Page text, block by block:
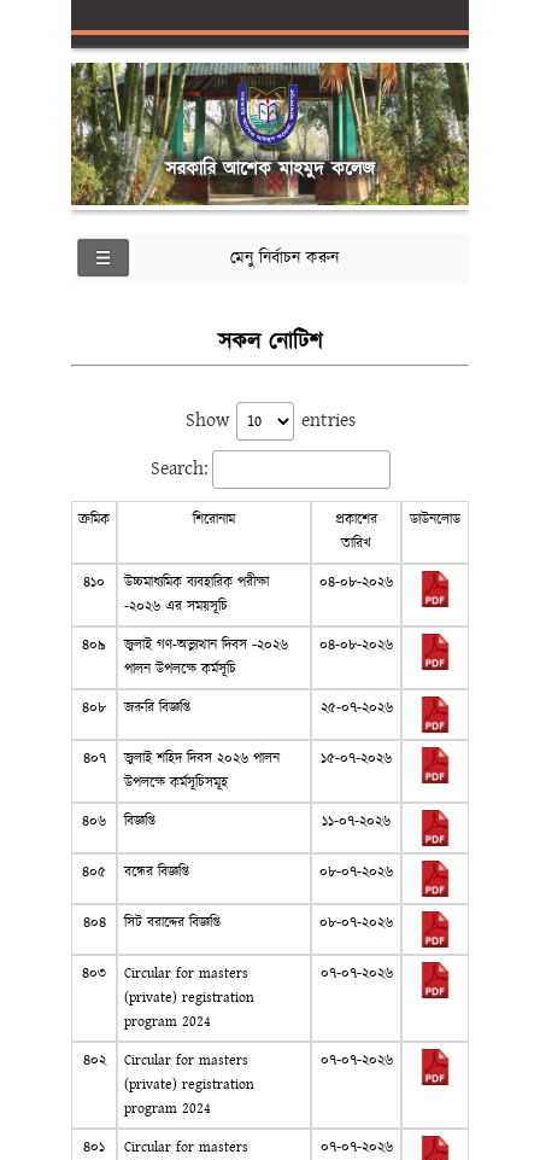
সরকারি আশেক মাহমুদ কলেজ
মেনু নির্বাচন করুন
সকল নোটিশ
Show
entries
Search:
ক্রমিক শিরোনাম
প্রকাশের
তারিখ
ডাউনলোড
৪১০
উচ্চমাধ্যমিক ব্যবহারিক পরীক্ষা
-২০২৬ এর সময়সূচি
০৪-০৮-২০২৬
৪০৯
জুলাই গণ-অভ্যুত্থান দিবস -২০২৬
পালন উপলক্ষে কর্মসূচি
০৪-০৮-২০২৬
৪০৮ জরুরি বিজ্ঞপ্তি ২৫-০৭-২০২৬
৪০৭
জুলাই শহিদ দিবস ২০২৬ পালন
উপলক্ষে কর্মসূচিসমূহ
১৫-০৭-২০২৬
৪০৬ বিজ্ঞপ্তি ১১-০৭-২০২৬
৪০৫ বন্ধের বিজ্ঞপ্তি ০৮-০৭-২০২৬
৪০৪ সিট বরাদ্দের বিজ্ঞপ্তি ০৮-০৭-২০২৬
৪০৩
Circular for masters
(private) registration
program 2024
০৭-০৭-২০২৬
৪০২
Circular for masters
(private) registration
program 2024
০৭-০৭-২০২৬
৪০১
Circular for masters
০৭-০৭-২০২৬